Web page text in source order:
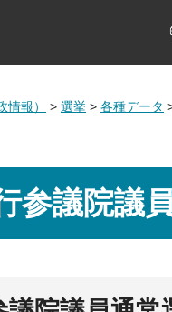
報） > 選挙 > 各種データ
参議院議